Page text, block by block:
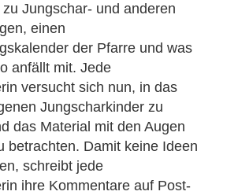
Jungschar- und anderen
einen
der Pfarre und was
anfällt mit. Jede
versucht sich nun, in das
Jungscharkinder zu
das Material mit den Augen
betrachten. Damit keine Ideen
schreibt jede
ihre Kommentare auf Post-